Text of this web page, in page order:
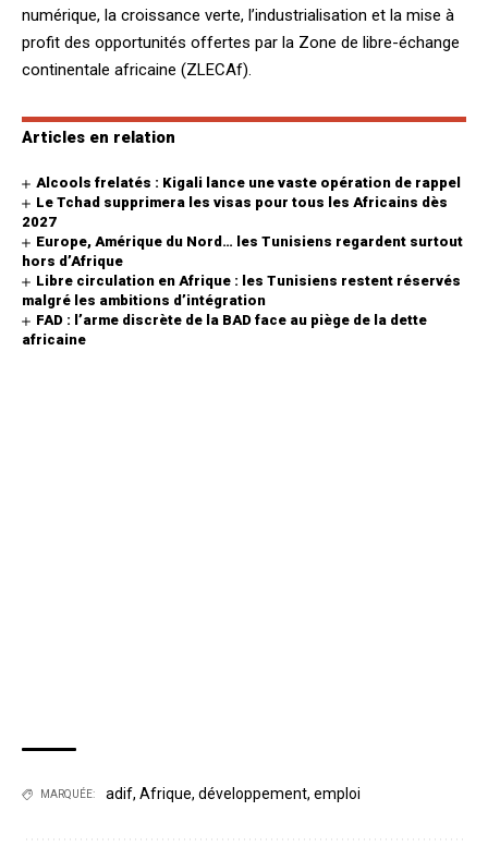
numérique, la croissance verte, l’industrialisation et la mise à
profit des opportunités offertes par la Zone de libre-échange
continentale africaine (ZLECAf).
Articles en relation
Alcools frelatés : Kigali lance une vaste opération de rappel
Le Tchad supprimera les visas pour tous les Africains dès
2027
Europe, Amérique du Nord… les Tunisiens regardent surtout
hors d’Afrique
Libre circulation en Afrique : les Tunisiens restent réservés
malgré les ambitions d’intégration
FAD : l’arme discrète de la BAD face au piège de la dette
africaine
MARQUÉE: adif, Afrique, développement, emploi